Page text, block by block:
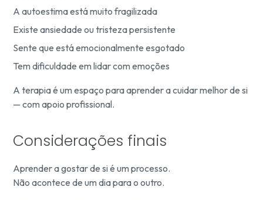
A autoestima está muito fragilizada
Existe ansiedade ou tristeza persistente
Sente que está emocionalmente esgotado
Tem dificuldade em lidar com emoções
A terapia é um espaço para aprender a cuidar melhor de si
— com apoio profissional.
Considerações finais
Aprender a gostar de si é um processo.
Não acontece de um dia para o outro.